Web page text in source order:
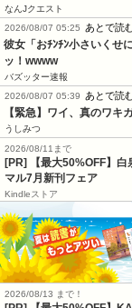
なんJクエスト
2026/08/07 05:25
あとで読
彼女「おﾁﾝﾁﾝ小さいくせ
ッ！wwww
バズッター速報
2026/08/07 05:39
あとで読
【緊急】ワイ、真のワキ
うしみつ
2026/08/11まで
[PR] 【最大50%OFF】白
マル7月新刊フェア
Kindleストア
2026/08/13 まで！